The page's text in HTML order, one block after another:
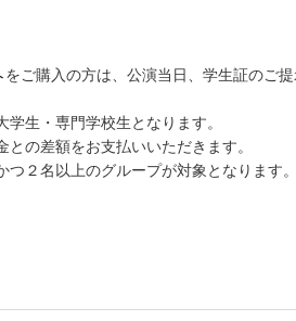
をご購入の方は、公演当日、学生証のご
生・専門学校生となります。
の差額をお支払いいただきます。
２名以上のグループが対象となります。